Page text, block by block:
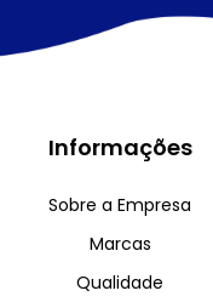
Informações
Sobre a Empresa
Marcas
Qualidade